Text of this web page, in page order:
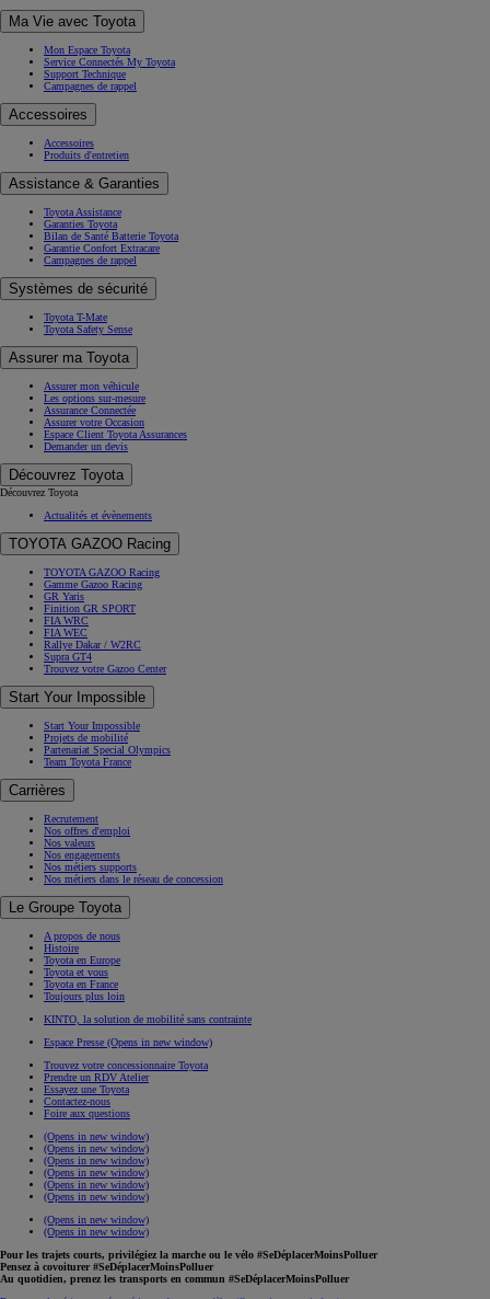
Ma Vie avec Toyota
Mon Espace Toyota
Service Connectés My Toyota
Support Technique
Campagnes de rappel
Accessoires
Accessoires
Produits d'entretien
Assistance & Garanties
Toyota Assistance
Garanties Toyota
Bilan de Santé Batterie Toyota
Garantie Confort Extracare
Campagnes de rappel
Systèmes de sécurité
Toyota T-Mate
Toyota Safety Sense
Assurer ma Toyota
Assurer mon véhicule
Les options sur-mesure
Assurance Connectée
Assurer votre Occasion
Espace Client Toyota Assurances
Demander un devis
Découvrez Toyota
Découvrez Toyota
Actualités et évènements
TOYOTA GAZOO Racing
TOYOTA GAZOO Racing
Gamme Gazoo Racing
GR Yaris
Finition GR SPORT
FIA WRC
FIA WEC
Rallye Dakar / W2RC
Supra GT4
Trouvez votre Gazoo Center
Start Your Impossible
Start Your Impossible
Projets de mobilité
Partenariat Special Olympics
Team Toyota France
Carrières
Recrutement
Nos offres d'emploi
Nos valeurs
Nos engagements
Nos métiers supports
Nos métiers dans le réseau de concession
Le Groupe Toyota
A propos de nous
Histoire
Toyota en Europe
Toyota et vous
Toyota en France
Toujours plus loin
KINTO, la solution de mobilité sans contrainte
Espace Presse (Opens in new window)
Trouvez votre concessionnaire Toyota
Prendre un RDV Atelier
Essayez une Toyota
Contactez-nous
Foire aux questions
(Opens in new window)
(Opens in new window)
(Opens in new window)
(Opens in new window)
(Opens in new window)
(Opens in new window)
(Opens in new window)
(Opens in new window)
Pour les trajets courts, privilégiez la marche ou le vélo #SeDéplacerMoinsPolluer
Pensez à covoiturer #SeDéplacerMoinsPolluer
Au quotidien, prenez les transports en commun #SeDéplacerMoinsPolluer